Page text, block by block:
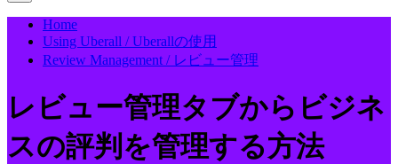
Home
Using Uberall / Uberallの使用
Review Management / レビュー管理
レビュー管理タブからビジネ
スの評判を管理する方法